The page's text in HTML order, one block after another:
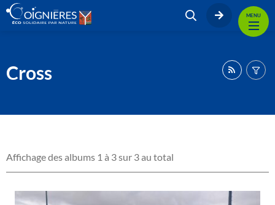
MENU
Cross
Affichage des albums 1 à 3 sur 3 au total